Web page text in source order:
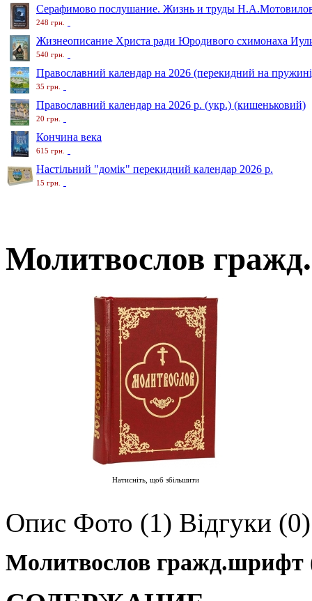
Серафимово послушание. Жизнь и труды
248 грн.
Жизнеописание Христа ради Юродивого схимонаха
540 грн.
Православний календар на 2026 (перекидний на
35 грн.
Православний календар на 2026 р. (укр.) (кишеньковий)
20 грн.
Кончина века
615 грн.
Настільний "домік" перекидний календар 2026 р.
15 грн.
Молитвослов
Натисніть, щоб збільшити
Опис Фото (1) Відгуки (0)
Молитвослов